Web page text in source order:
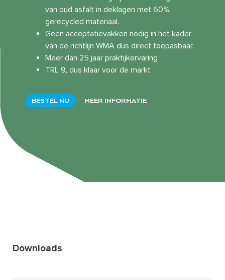
van oud asfalt in deklagen met 60%
gerecycled materiaal.
Geen acceptatievakken nodig in het kader
van de richtlijn WMA dus direct toepasbaar.
Meer dan 25 jaar praktijkervaring
TRL 9, dus klaar voor de markt
BESTEL NU MEER INFORMATIE
Downloads